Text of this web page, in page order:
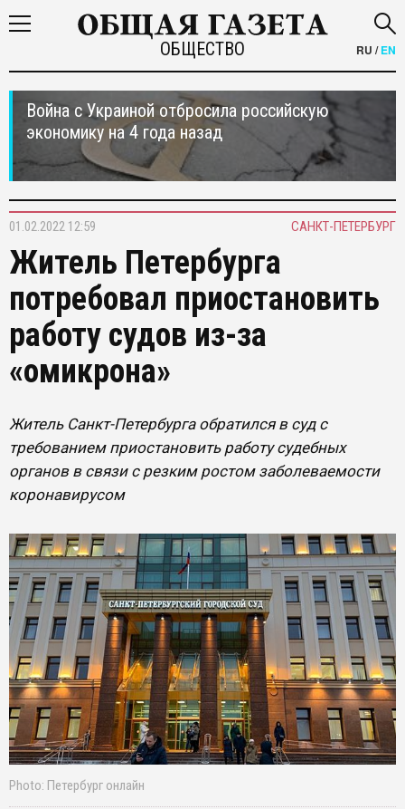
ОБЩЕСТВО RU /EN
Война с Украиной отбросила российскую
экономику на 4 года назад
САНКТ-ПЕТЕРБУРГ
01.02.2022 12:59
Житель Петербурга
потребовал приостановить
работу судов из-за
«омикрона»
Житель Санкт-Петербурга обратился в суд с
требованием приостановить работу судебных
органов в связи с резким ростом заболеваемости
коронавирусом
Photo: Петербург онлайн